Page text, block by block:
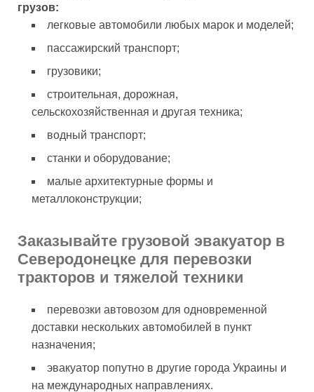
грузов:
легковые автомобили любых марок и моделей;
пассажирский транспорт;
грузовики;
строительная, дорожная,
сельскохозяйственная и другая техника;
водный транспорт;
станки и оборудование;
малые архитектурные формы и
металлоконструкции;
Заказывайте грузовой эвакуатор в
Северодонецке для перевозки
тракторов и тяжелой техники
перевозки автовозом для одновременной
доставки нескольких автомобилей в пункт
назначения;
эвакуатор попутно в другие города Украины и
на международных направлениях.